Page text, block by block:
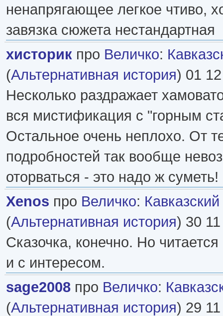
ненапрягающее легкое чтиво,
завязка сюжета нестандартная
хисторик про Величко:
(Альтернативная история) 01 12
Несколько раздражает
вся мистификация с "горным
Остальное очень неплохо. От
подробностей так вообще
оторваться - это надо ж суметь!
Xenos про Величко:
(Альтернативная история) 30 11
Сказочка, конечно. Но
и с интересом.
sage2008 про Величко:
(Альтернативная история) 29 11